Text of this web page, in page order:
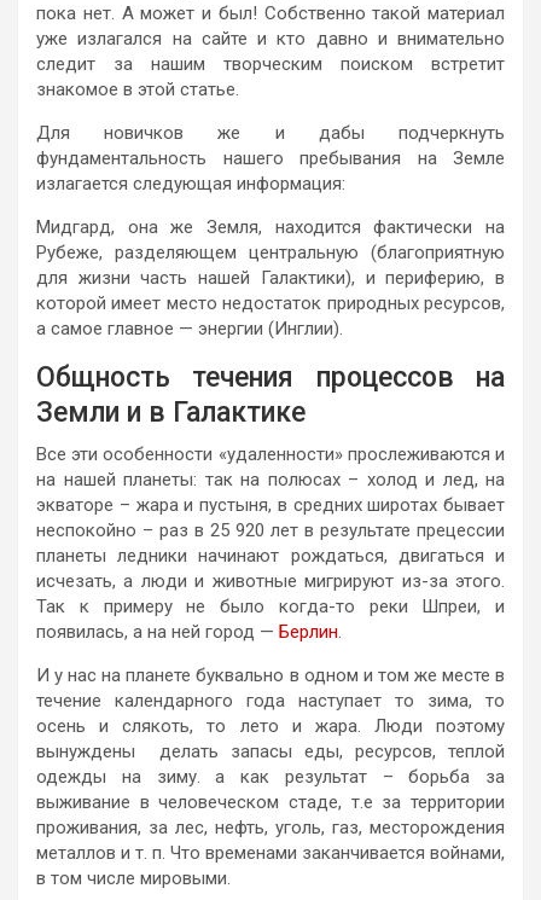
пока нет. А может и был! Собственно такой материал
уже излагался на сайте и кто давно и внимательно
следит за нашим творческим поиском встретит
знакомое в этой статье.
Для новичков же и дабы подчеркнуть
фундаментальность нашего пребывания на Земле
излагается следующая информация:
Мидгард, она же Земля, находится фактически на
Рубеже, разделяющем центральную (благоприятную
для жизни часть нашей Галактики), и периферию, в
которой имеет место недостаток природных ресурсов,
а самое главное — энергии (Инглии).
Общность течения процессов на
Земли и в Галактике
Все эти особенности «удаленности» прослеживаются и
на нашей планеты: так на полюсах – холод и лед, на
экваторе – жара и пустыня, в средних широтах бывает
неспокойно – раз в 25 920 лет в результате прецессии
планеты ледники начинают рождаться, двигаться и
исчезать, а люди и животные мигрируют из-за этого.
Так к примеру не было когда-то реки Шпреи, и
появилась, а на ней город — Берлин.
И у нас на планете буквально в одном и том же месте в
течение календарного года наступает то зима, то
осень и слякоть, то лето и жара. Люди поэтому
вынуждены делать запасы еды, ресурсов, теплой
одежды на зиму. а как результат – борьба за
выживание в человеческом стаде, т.е за территории
проживания, за лес, нефть, уголь, газ, месторождения
металлов и т. п. Что временами заканчивается войнами,
в том числе мировыми.